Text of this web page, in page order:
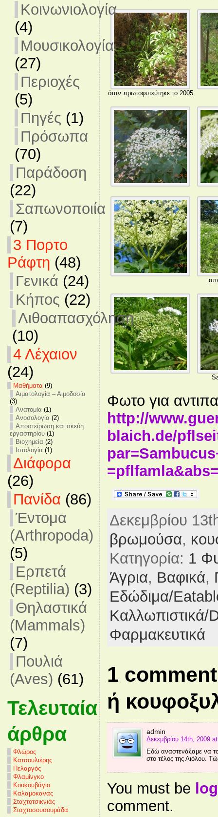
Κοινωνιολογία
(4)
Μουσικολογία
(27)
Περιοχές
(5)
Πηγές (1)
Πρόσωπα
(70)
Παράδοση
(22)
Σαπωνοποιία
(7)
3 Πορτο
Ράφτη (48)
Γενικά (24)
Κήπος (22)
Λιθοαπασχόληση
(10)
4 Λέχαιον
(24)
Mαθήματα (9)
Αιματολογία – Αιμοδοσία
(3)
Ανατομία (1)
Ανοσολογία (2)
Αποστείρωση και σκεύη
εργαστηρίου(1)
Βιοχημεία (2)
Ιστολογία (1)
Διάφορα
(26)
Πανίδα (86)
Έντομα
(Arthropoda)
(5)
Ερπετά
(Reptilia) (3)
Θηλαστικά
(Mammals)
(7)
Πουλιά
(Aves) (61)
Τελευταία
άρθρα
Φλώρος
Κατσουλιέρης
Πελαργός
Φλαμίνγκο
Κουκουβάγια
Καλαμοκανάς
Σταχτοτσικνιάς
Σταχτοσουσουράδα
όταν πρωτοφυτεύτηκε το 2005
Φωτο για
http://
blaich.de/
Δεκεμβρίου
βρωμούσα,
Κατηγορία: 1
Άγρια, Βαφικά,
Εδώδιμα/
Καλλωπιστικά/
Φαρμακευτικά
1
ή
admin
Δεκεμβρίου 14th, 2009
Εδώ αναστενάξαμε να
στο τέλος της Αιόλου.
You must be
comment.